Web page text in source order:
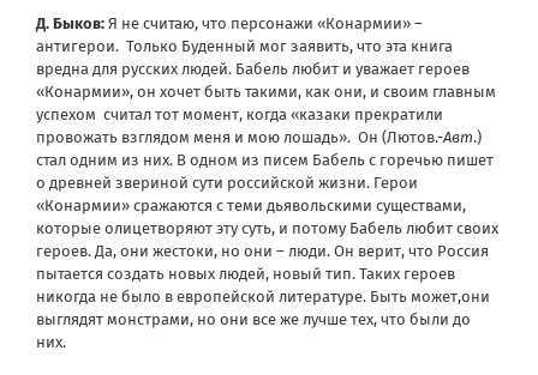
Д. Быков: Я не считаю, что персонажи «Конармии» –
антигерои. Только Буденный мог заявить, что эта книга
вредна для русских людей. Бабель любит и уважает героев
«Конармии», он хочет быть такими, как они, и своим главным
успехом считал тот момент, когда «казаки прекратили
провожать взглядом меня и мою лошадь». Он (Лютов.-Авт.)
стал одним из них. В одном из писем Бабель с горечью пишет
о древней звериной сути российской жизни. Герои
«Конармии» сражаются с теми дьявольскими существами,
которые олицетворяют эту суть, и потому Бабель любит своих
героев. Да, они жестоки, но они – люди. Он верит, что Россия
пытается создать новых людей, новый тип. Таких героев
никогда не было в европейской литературе. Быть может,они
выглядят монстрами, но они все же лучше тех, что были до
них.